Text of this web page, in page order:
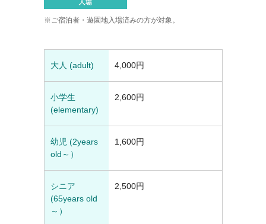
ご宿泊者・遊園地入場済みの方が対象。
大人 (adult) 4,000円
小学生
(elementary)
2,600円
幼児 (2years
old～）
1,600円
シニア
(65years old
～）
2,500円